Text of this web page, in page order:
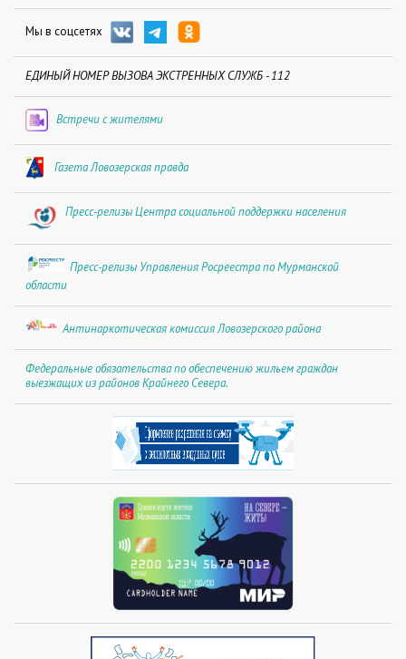
Мы в соцсетях
ЕДИНЫЙ НОМЕР ВЫЗОВА ЭКСТРЕННЫХ СЛУЖБ - 112
Встречи с жителями
Газета Ловозерская правда
Пресс-релизы Центра социальной поддержки населения
Пресс-релизы Управления Росреестра по Мурманской
области
Антинаркотическая комиссия Ловозерского района
Федеральные обязательства по обеспечению жильем граждан
выезжащих из районов Крайнего Севера.